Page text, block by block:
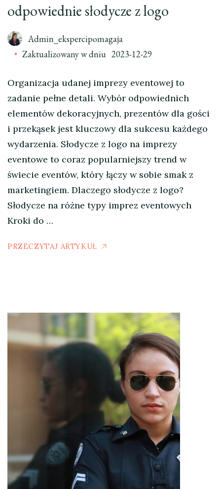
odpowiednie słodycze z logo
Admin_ekspercipomagaja
Zaktualizowany w dniu 2023-12-29
Organizacja udanej imprezy eventowej to
zadanie pełne detali. Wybór odpowiednich
elementów dekoracyjnych, prezentów dla gości
i przekąsek jest kluczowy dla sukcesu każdego
wydarzenia. Słodycze z logo na imprezy
eventowe to coraz popularniejszy trend w
świecie eventów, który łączy w sobie smak z
marketingiem. Dlaczego słodycze z logo?
Słodycze na różne typy imprez eventowych
Kroki do …
PRZECZYTAJ ARTYKUŁ